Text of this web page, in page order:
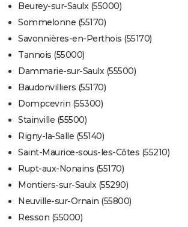
Beurey-sur-Saulx (55000)
Sommelonne (55170)
Savonnières-en-Perthois (55170)
Tannois (55000)
Dammarie-sur-Saulx (55500)
Baudonvilliers (55170)
Dompcevrin (55300)
Stainville (55500)
Rigny-la-Salle (55140)
Saint-Maurice-sous-les-Côtes (55210)
Rupt-aux-Nonains (55170)
Montiers-sur-Saulx (55290)
Neuville-sur-Ornain (55800)
Resson (55000)